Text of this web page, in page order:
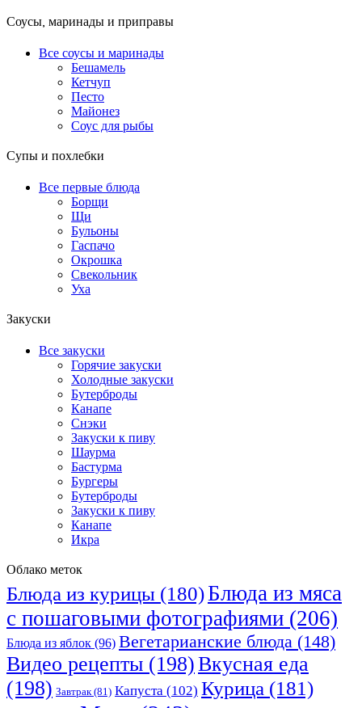
Соусы, маринады и приправы
Все соусы и маринады
Бешамель
Кетчуп
Песто
Майонез
Соус для рыбы
Супы и похлебки
Все первые блюда
Борщи
Щи
Бульоны
Гаспачо
Окрошка
Свекольник
Уха
Закуски
Все закуски
Горячие закуски
Холодные закуски
Бутерброды
Канапе
Снэки
Закуски к пиву
Шаурма
Бастурма
Бургеры
Бутерброды
Закуски к пиву
Канапе
Икра
Облако меток
Блюда из курицы (180)Блюда из мяса
с пошаговыми фотографиями (206)
Блюда из яблок (96) Вегетарианские блюда (148)
Видео рецепты (198)Вкусная еда
(198) Завтрак(81) Капуста (102) Курица (181)